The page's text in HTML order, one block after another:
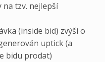
na tzv. nejlepší
(inside bid) zvýší o
uptick (a
bidu prodat)